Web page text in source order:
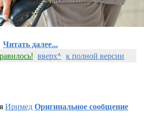
Читать далее...
вверх^ к полной версии
ИримедОригинальное сообщение